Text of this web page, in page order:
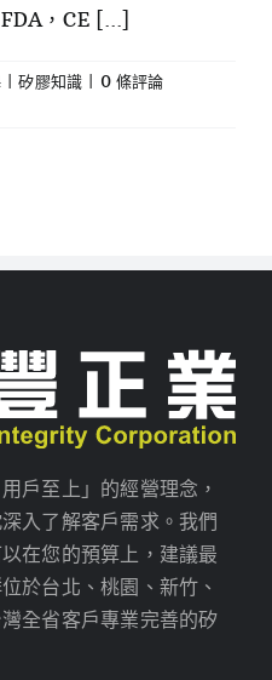
，CE [...]
矽膠知識
0 條評論
戶至上」的經營理念，
入了解客戶需求。我們
在您的預算上，建議最
於台北、桃園、新竹、
全省客戶專業完善的矽